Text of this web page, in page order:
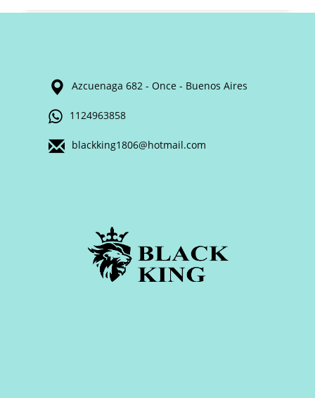
Azcuenaga 682 - Once - Buenos Aires
1124963858
blackking1806@hotmail.com